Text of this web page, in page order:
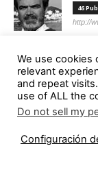
46
http://
Suscripción
We use cookies
relevant
and repeat
use of ALL the
Do not sell my
Configuración